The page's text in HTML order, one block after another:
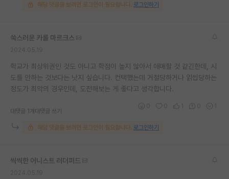
해당 댓글을 보려면 로그인이 필요합니다. 로그인하기
쑥스러운 카를 마르크스
학교가 최상위권인 것도 아니고 학점이 높지 않아서 애매할 것 같긴한데, 시
도를 안하는 것보다는 낫지 싶습니다. 컨택했는데 거절당하거나 읽씹당하는
정도가 최악의 경우인데, 도전해보는 게 좋다고 생각합니다.
대댓글 1개 대댓글 쓰기
해당 댓글을 보려면 로그인이 필요합니다. 로그인하기
씩씩한 어니스트 러더퍼드